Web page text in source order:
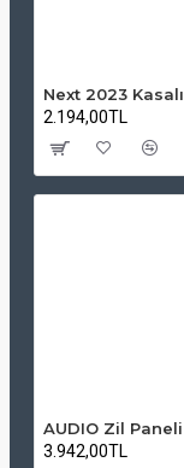
2.194,00TL
3.942,00TL